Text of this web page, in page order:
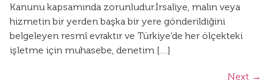
Kanunu kapsamında zorunludur.İrsaliye, malın veya
hizmetin bir yerden başka bir yere gönderildiğini
belgeleyen resmî evraktır ve Türkiye’de her ölçekteki
işletme için muhasebe, denetim […]
Next →